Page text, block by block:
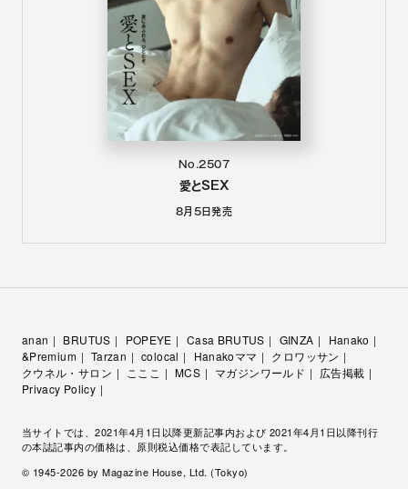
No.2507
愛とSEX
8月5日発売
anan BRUTUS POPEYE Casa BRUTUS GINZA
Hanako
&Premium
Tarzan colocal Hanakoママ
クロワッサン
クウネル・サロン
こここ MCS マガジンワールド
広告掲載
Privacy Policy
当サイトでは、2021年4月1日以降更新記事内および 2021年4月1日以降刊行
の本誌記事内の価格は、原則税込価格で表記しています。
© 1945-2026 by Magazine House, Ltd. (Tokyo)